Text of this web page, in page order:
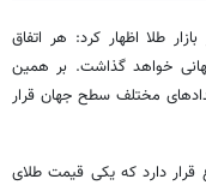
طلا اظهار کرد: هر اتفاق
خواهد گذاشت. بر همین
مختلف سطح جهان قرار
طلا در ایران نیز متاثر از ۲ موضوع قرار دارد که یکی قیمت طلای